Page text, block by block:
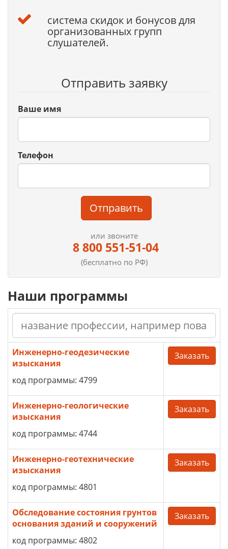
система скидок и бонусов для
организованных групп
слушателей.
Отправить заявку
Ваше имя
Телефон
Отправить
или звоните
8 800 551-51-04
(бесплатно по РФ)
Наши программы
Инженерно-геодезические
изыскания
код программы: 4799
Заказать
Инженерно-геологические
изыскания
код программы: 4744
Заказать
Инженерно-геотехнические
изыскания
код программы: 4801
Заказать
Обследование состояния грунтов
основания зданий и сооружений
код программы: 4802
Заказать